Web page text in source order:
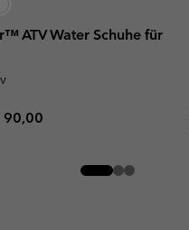
ATV Water Schuhe für
price: price:
90,00